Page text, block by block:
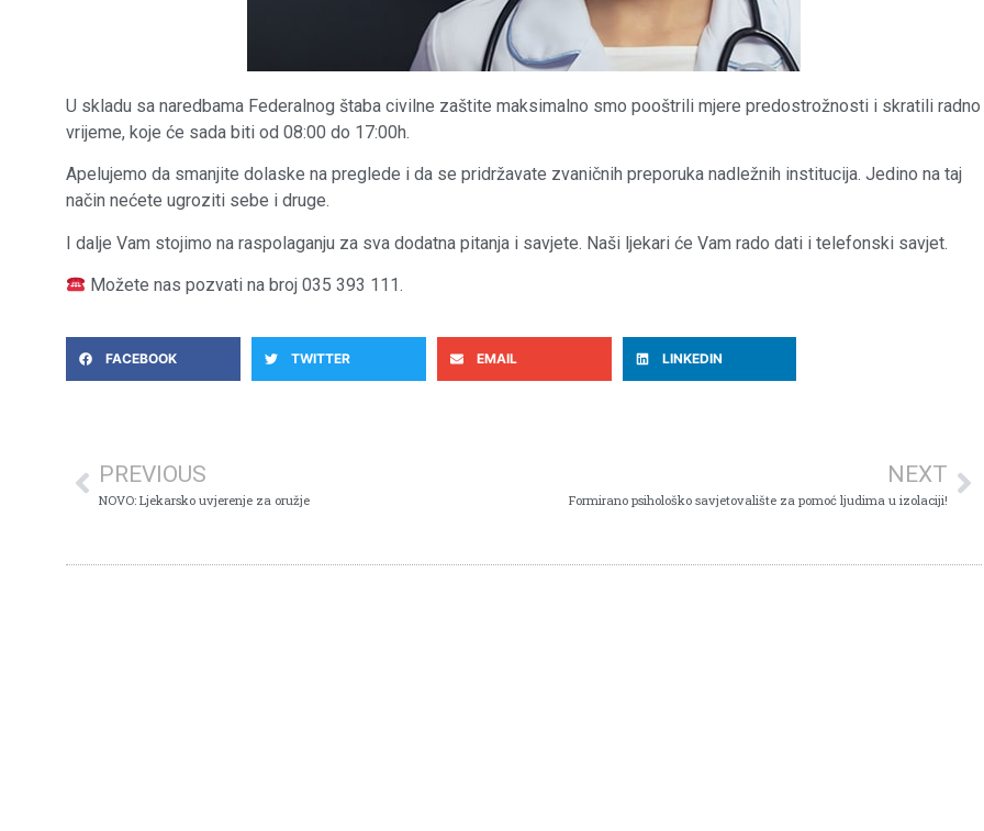
U skladu sa naredbama Federalnog štaba civilne zaštite maksimalno smo pooštrili mjere predostrožnosti i skratili radno
vrijeme, koje će sada biti od 08:00 do 17:00h.
Apelujemo da smanjite dolaske na preglede i da se pridržavate zvaničnih preporuka nadležnih institucija. Jedino na taj
način nećete ugroziti sebe i druge.
I dalje Vam stojimo na raspolaganju za sva dodatna pitanja i savjete. Naši ljekari će Vam rado dati i telefonski savjet.
Možete nas pozvati na broj 035 393 111.
FACEBOOK TWITTER EMAIL LINKEDIN
PREVIOUS
NOVO: Ljekarsko uvjerenje za oružje
NEXT
Formirano psihološko savjetovalište za pomoć ljudima u izolaciji!